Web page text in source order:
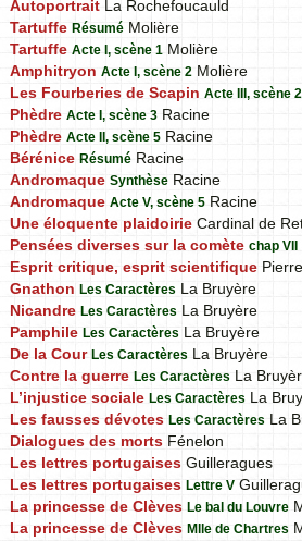
Autoportrait La Rochefoucauld
Tartuffe Résumé Molière
Tartuffe Acte I, scène 1 Molière
Amphitryon Acte I, scène 2 Molière
Les Fourberies de Scapin Acte III, scène 2
Phèdre Acte I, scène 3 Racine
Phèdre Acte II, scène 5 Racine
Bérénice Résumé Racine
Andromaque Synthèse Racine
Andromaque Acte V, scène 5 Racine
Une éloquente plaidoirie Cardinal de
Pensées diverses sur la comète chap VII
Esprit critique, esprit scientifique
Gnathon Les Caractères La Bruyère
Nicandre Les Caractères La Bruyère
Pamphile Les Caractères La Bruyère
De la Cour Les Caractères La Bruyère
Contre la guerre Les Caractères La
L’injustice sociale Les Caractères La
Les fausses dévotes Les Caractères La
Dialogues des morts Fénelon
Les lettres portugaises Guilleragues
Les lettres portugaises Lettre V
La princesse de Clèves Le bal du Louvre
La princesse de Clèves Mlle de Chartres